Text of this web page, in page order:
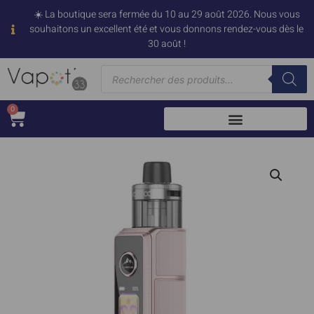
☀️ La boutique sera fermée du 10 au 29 août 2026. Nous vous
souhaitons un excellent été et vous donnons rendez-vous dès le
30 août !
0